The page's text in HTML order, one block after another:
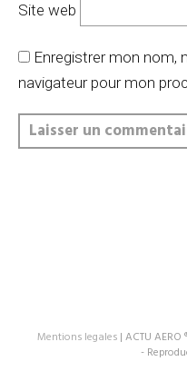
Site web
Enregistrer mon nom,
navigateur pour mon
Mentions legales | ACTU
-